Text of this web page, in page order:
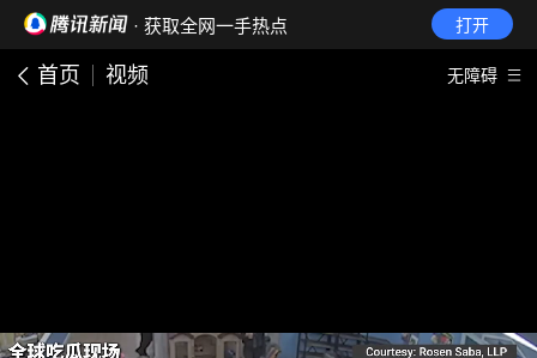
· 获取全网一手热点 打开
首页 视频 无障碍